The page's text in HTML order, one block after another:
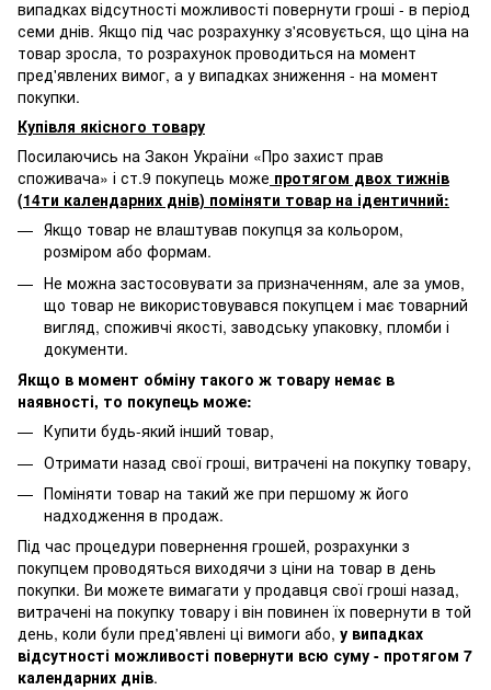
випадках відсутності можливості повернути гроші - в період
семи днів. Якщо під час розрахунку з'ясовується, що ціна на
товар зросла, то розрахунок проводиться на момент
пред'явлених вимог, а у випадках зниження - на момент
покупки.
Купівля якісного товару
Посилаючись на Закон України «Про захист прав
споживача» і ст.9 покупець може протягом двох тижнів
(14ти календарних днів) поміняти товар на ідентичний:
Якщо товар не влаштував покупця за кольором,
розміром або формам.
Не можна застосовувати за призначенням, але за умов,
що товар не використовувався покупцем і має товарний
вигляд, споживчі якості, заводську упаковку, пломби і
документи.
Якщо в момент обміну такого ж товару немає в
наявності, то покупець може:
Купити будь-який інший товар,
Отримати назад свої гроші, витрачені на покупку товару,
Поміняти товар на такий же при першому ж його
надходження в продаж.
Під час процедури повернення грошей, розрахунки з
покупцем проводяться виходячи з ціни на товар в день
покупки. Ви можете вимагати у продавця свої гроші назад,
витрачені на покупку товару і він повинен їх повернути в той
день, коли були пред'явлені ці вимоги або, у випадках
відсутності можливості повернути всю суму - протягом 7
календарних днів.